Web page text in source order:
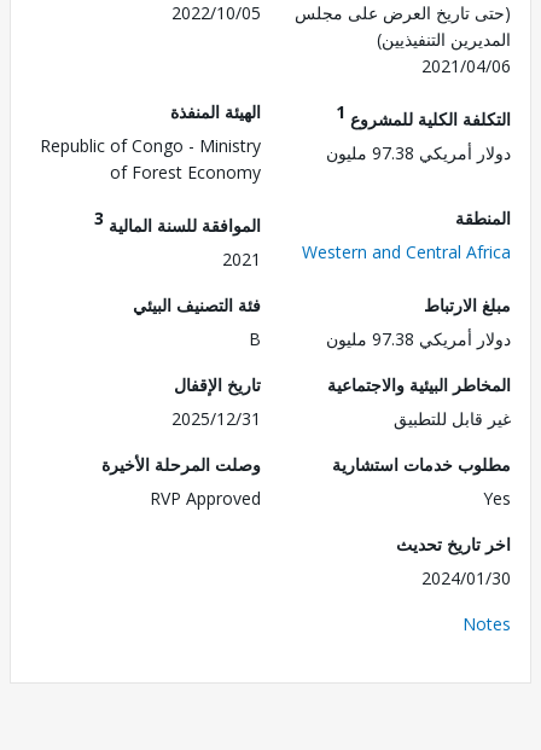
تاريخ العرض على مجلس
التنفيذيين)
2021/
2022/10/05
الكلية للمشروع1
97.38 مليون
الهيئة المنفذة
Republic of Congo - Ministry
of Forest Economy
Western and Central
الموافقة للسنة المالية3
2021
97.38 مليون
فئة التصنيف البيئي
البيئية والاجتماعية
للتطبيق
تاريخ الإقفال
2025/12/31
خدمات استشارية
وصلت المرحلة الأخيرة
RVP Approved
تحديث
2024/